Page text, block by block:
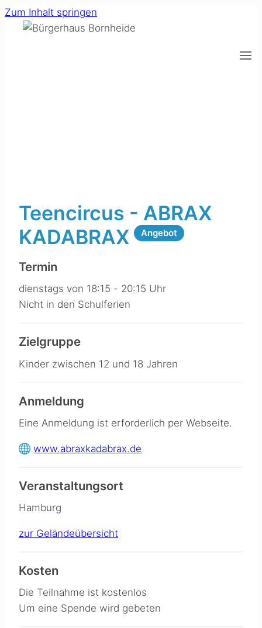
Zum Inhalt springen
Teencircus - ABRAX
KADABRAX
Angebot
Termin
dienstags von 18:15 - 20:15 Uhr
Nicht in den Schulferien
Zielgruppe
Kinder zwischen 12 und 18 Jahren
Anmeldung
Eine Anmeldung ist erforderlich per Webseite.
www.abraxkadabrax.de
Veranstaltungsort
Hamburg
zur Geländeübersicht
Kosten
Die Teilnahme ist kostenlos
Um eine Spende wird gebeten